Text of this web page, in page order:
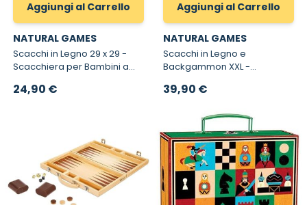
Aggiungi al Carrello
NATURAL GAMES
Scacchi in Legno 29 x 29 -
Scacchiera per Bambini a
24,90 €
Aggiungi al Carrello
NATURAL GAMES
Scacchi in Legno e
Backgammon XXL -
Cofanetto
39,90 €